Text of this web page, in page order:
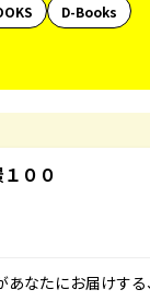
D-Books
００
なたにお届けす